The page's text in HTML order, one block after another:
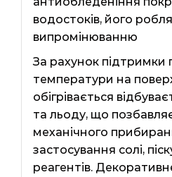
водостоків, його
випромінюванню
За рахунок підтримки
температури на
обігрівається
та льоду, що
механічного
застосування солі,
реагентів.